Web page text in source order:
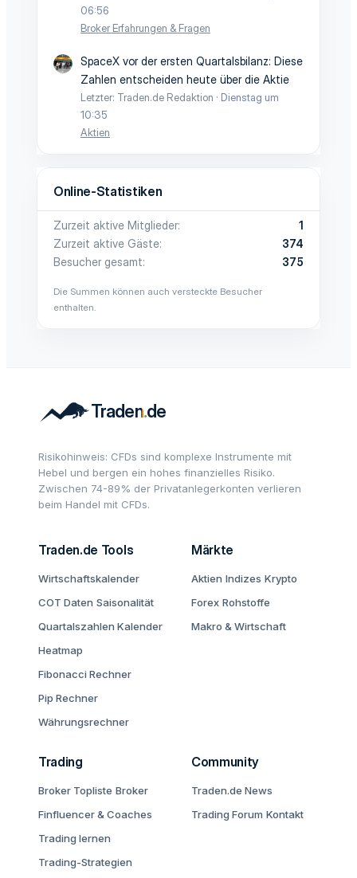
06:56
Broker Erfahrungen & Fragen
SpaceX vor der ersten Quartalsbilanz: Diese
Zahlen entscheiden heute über die Aktie
Letzter: Traden.de Redaktion
Dienstag um
10:35
Aktien
Online-Statistiken
Zurzeit aktive Mitglieder
1
Zurzeit aktive Gäste
374
Besucher gesamt
375
Die Summen können auch versteckte Besucher
enthalten.
Risikohinweis: CFDs sind komplexe Instrumente mit
Hebel und bergen ein hohes finanzielles Risiko.
Zwischen 74-89% der Privatanlegerkonten verlieren
beim Handel mit CFDs.
Traden.de Tools
Wirtschaftskalender
COT Daten Saisonalität
Quartalszahlen Kalender
Heatmap
Fibonacci Rechner
Pip Rechner
Währungsrechner
Märkte
Aktien Indizes Krypto
Forex Rohstoffe
Makro & Wirtschaft
Trading
Broker Topliste Broker
Finfluencer & Coaches
Trading lernen
Trading-Strategien
Community
Traden.de News
Trading Forum Kontakt